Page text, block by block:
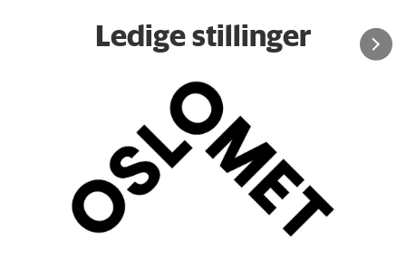
Ledige stillinger